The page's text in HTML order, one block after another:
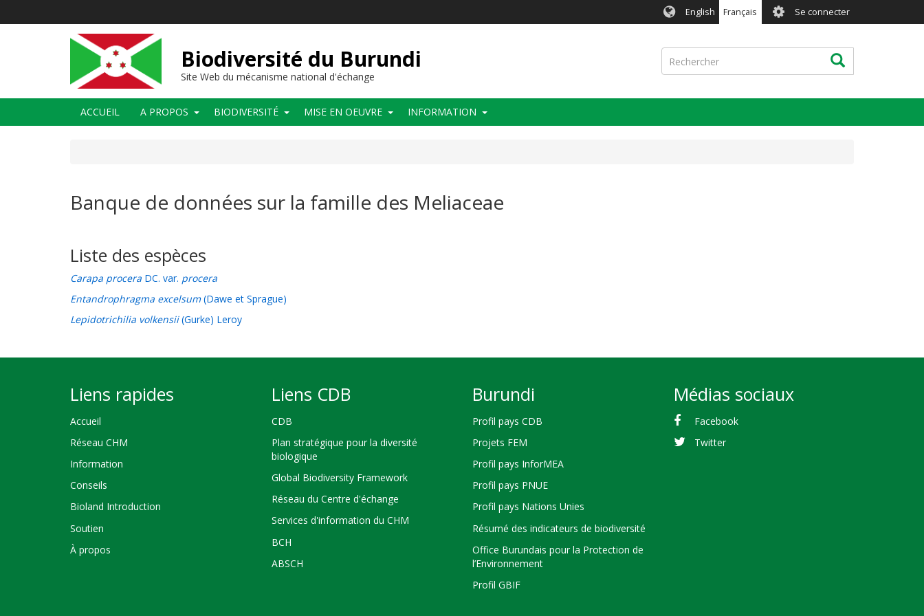
English Français User
account
menu
Se connecter
Biodiversité du Burundi
Site Web du mécanisme national d'échange
Rechercher Rechercher
Main
navigation
ACCUEIL A PROPOS BIODIVERSITÉ MISE EN OEUVRE INFORMATION
Banque de données sur la famille des Meliaceae
Liste des espèces
Carapa procera DC. var. procera
Entandrophragma excelsum(Dawe et Sprague)
Lepidotrichilia volkensii(Gurke) Leroy
Liens rapides
Accueil
Réseau CHM
Information
Conseils
Bioland Introduction
Soutien
À propos
Liens CDB
CDB
Plan stratégique pour la diversité
biologique
Global Biodiversity Framework
Réseau du Centre d'échange
Services d'information du CHM
BCH
ABSCH
Burundi
Profil pays CDB
Projets FEM
Profil pays InforMEA
Profil pays PNUE
Profil pays Nations Unies
Résumé des indicateurs de biodiversité
Office Burundais pour la Protection de
l’Environnement
Profil GBIF
Médias sociaux
Facebook
Twitter